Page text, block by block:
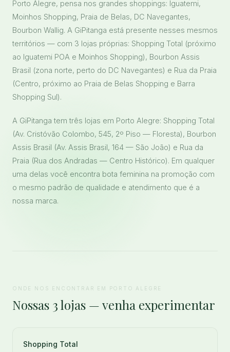
Porto Alegre, pensa nos grandes shoppings: Iguatemi,
Moinhos Shopping, Praia de Belas, DC Navegantes,
Bourbon Wallig. A GiPitanga está presente nesses mesmos
territórios — com 3 lojas próprias: Shopping Total (próximo
ao Iguatemi POA e Moinhos Shopping), Bourbon Assis
Brasil (zona norte, perto do DC Navegantes) e Rua da Praia
(Centro, próximo ao Praia de Belas Shopping e Barra
Shopping Sul).
A GiPitanga tem três lojas em Porto Alegre: Shopping Total
(Av. Cristóvão Colombo, 545, 2º Piso — Floresta), Bourbon
Assis Brasil (Av. Assis Brasil, 164 — São João) e Rua da
Praia (Rua dos Andradas — Centro Histórico). Em qualquer
uma delas você encontra bota feminina na promoção com
o mesmo padrão de qualidade e atendimento que é a
nossa marca.
ONDE NOS ENCONTRAR EM PORTO ALEGRE
Nossas 3 lojas — venha experimentar
Shopping Total